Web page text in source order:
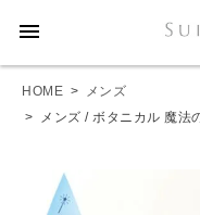
menu
HOME
メンズ
メンズ / ボタニカル 魔法